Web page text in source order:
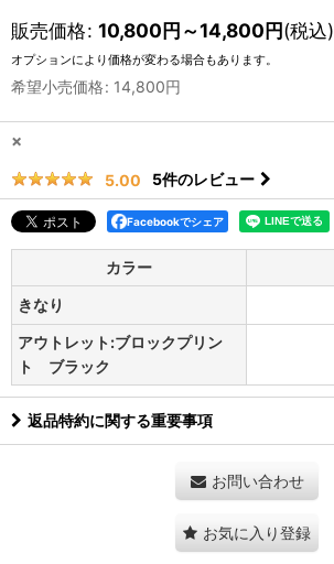
販売価格: 10,800円～14,800円(税込)
オプションにより価格が変わる場合もあります。
希望小売価格: 14,800円
×
5.00 5件のレビュー
Facebookでシェア
カラー
きなり
アウトレット:ブロックプリン
ト ブラック
返品特約に関する重要事項
お問い合わせ
お気に入り登録